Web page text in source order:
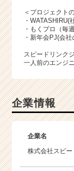
＜プロジェクト
・WATASHIRU(
・もくプロ（毎
・新年会PJ(会
スピードリンク
一人前のエンジ
企業情報
企業名
株式会社スピ